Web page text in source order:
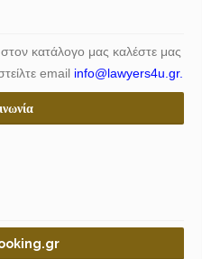
κατάλογο μας καλέστε μας
email info@lawyers4u.gr.